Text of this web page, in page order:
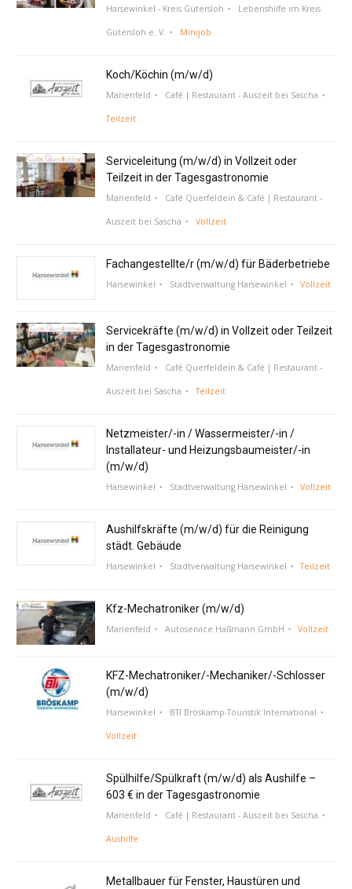
Harsewinkel - Kreis Gütersloh Lebenshilfe im Kreis
Gütersloh e. V. Minijob
Koch/Köchin (m/w/d)
Marienfeld Café | Restaurant - Auszeit bei Sascha
Teilzeit
Serviceleitung (m/w/d) in Vollzeit oder
Teilzeit in der Tagesgastronomie
Marienfeld Café Querfeldein & Café | Restaurant -
Auszeit bei Sascha Vollzeit
Fachangestellte/r (m/w/d) für Bäderbetriebe
Harsewinkel Stadtverwaltung Harsewinkel Vollzeit
Servicekräfte (m/w/d) in Vollzeit oder Teilzeit
in der Tagesgastronomie
Marienfeld Café Querfeldein & Café | Restaurant -
Auszeit bei Sascha Teilzeit
Netzmeister/-in / Wassermeister/-in /
Installateur- und Heizungsbaumeister/-in
(m/w/d)
Harsewinkel Stadtverwaltung Harsewinkel Vollzeit
Aushilfskräfte (m/w/d) für die Reinigung
städt. Gebäude
Harsewinkel Stadtverwaltung Harsewinkel Teilzeit
Kfz-Mechatroniker (m/w/d)
Marienfeld Autoservice Haßmann GmbH Vollzeit
KFZ-Mechatroniker/-Mechaniker/-Schlosser
(m/w/d)
Harsewinkel BTI Bröskamp-Touristik International
Vollzeit
Spülhilfe/Spülkraft (m/w/d) als Aushilfe –
603 € in der Tagesgastronomie
Marienfeld Café | Restaurant - Auszeit bei Sascha
Aushilfe
Metallbauer für Fenster, Haustüren und